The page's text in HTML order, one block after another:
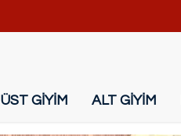
ÜST GİYİM ALT GİYİM